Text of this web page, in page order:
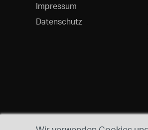
Impressum
Datenschutz